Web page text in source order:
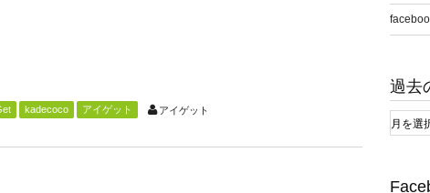
kadecoco アイゲット アイゲット
過去